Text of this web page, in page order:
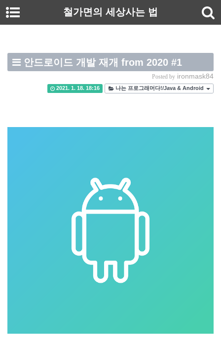
철가면의 세상사는 법
안드로이드 개발 재개 from 2020 #1
Posted by ironmask84
2021. 1. 18. 18:16 나는 프로그래머다!/Java & Android